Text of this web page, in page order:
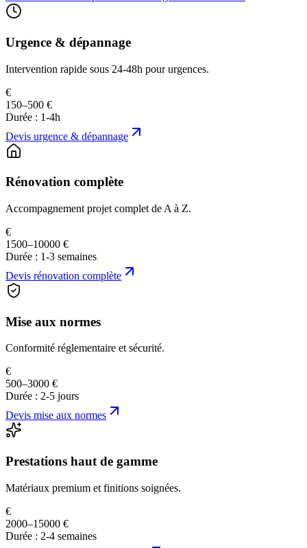
Urgence & dépannage
Intervention rapide sous 24-48h pour urgences.
€
150–500 €
Durée : 1-4h
Devis urgence & dépannage
Rénovation complète
Accompagnement projet complet de A à Z.
€
1500–10000 €
Durée : 1-3 semaines
Devis rénovation complète
Mise aux normes
Conformité réglementaire et sécurité.
€
500–3000 €
Durée : 2-5 jours
Devis mise aux normes
Prestations haut de gamme
Matériaux premium et finitions soignées.
€
2000–15000 €
Durée : 2-4 semaines